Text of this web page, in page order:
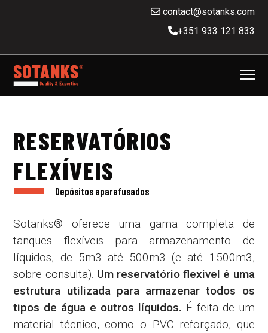
contact@sotanks.com
+351 933 121 833
RESERVATÓRIOS
FLEXÍVEIS
Depósitos aparafusados
Sotanks® oferece uma gama completa de
tanques flexíveis para armazenamento de
líquidos, de 5m3 até 500m3 (e até 1500m3,
sobre consulta). Um reservatório flexivel é uma
estrutura utilizada para armazenar todos os
tipos de água e outros líquidos. É feita de um
material técnico, como o PVC reforçado, que